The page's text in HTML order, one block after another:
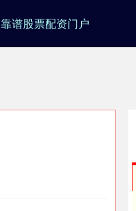
靠谱股票配资门户